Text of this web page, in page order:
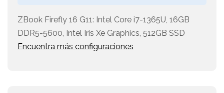
ZBook Firefly 16 G11: Intel Core i7-1365U, 16GB
DDR5-5600, Intel Iris Xe Graphics, 512GB SSD
Encuentra más configuraciones